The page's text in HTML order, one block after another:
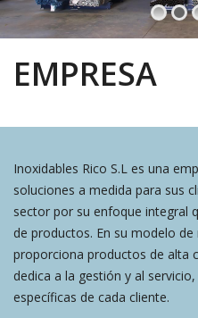
EMPRESA
Inoxidables Rico S.L es una
soluciones a medida para sus
sector por su enfoque integral
de productos. En su modelo
proporciona productos de alta
dedica a la gestión y al
específicas de cada cliente.